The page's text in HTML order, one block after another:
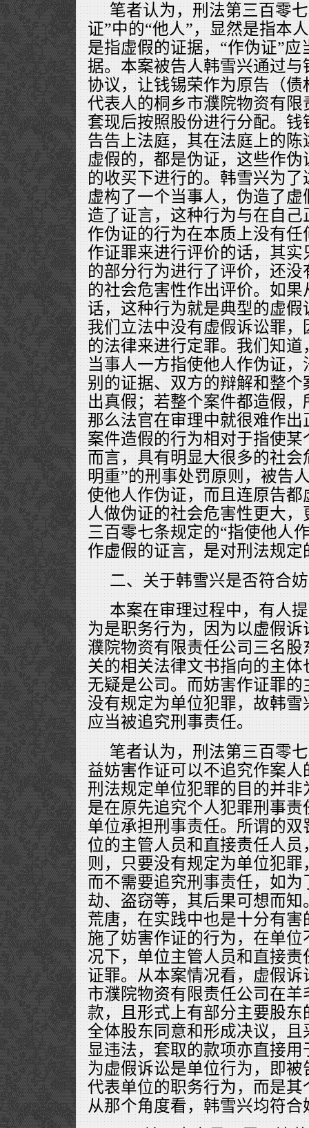
笔者认为，刑法第三百零
证”中的“他人”，显然是指本
是指虚假的证据，“作伪证”
据。本案被告人韩雪兴通过
协议，让钱锡荣作为原告（
代表人的桐乡市濮院物资有
套现后按照股份进行分配。
告告上法庭，其在法庭上的
虚假的，都是伪证，这些作
的收买下进行的。韩雪兴为
虚构了一个当事人，伪造了
造了证言，这种行为与在自
作伪证的行为在本质上没有
作证罪来进行评价的话，其
的部分行为进行了评价，还
的社会危害性作出评价。如
话，这种行为就是典型的虚
我们立法中没有虚假诉讼罪
的法律来进行定罪。我们知
当事人一方指使他人作伪证
别的证据、双方的辩解和整
出真假；若整个案件都造假
那么法官在审理中就很难作
案件造假的行为相对于指使
而言，具有明显大很多的社会
明重”的刑事处罚原则，被告
使他人作伪证，而且连原告
人做伪证的社会危害性更大
三百零七条规定的“指使他人
作虚假的证言，是对刑法规
二、关于韩雪兴是否符合
本案在审理过程中，有人
为是职务行为，因为以虚假
濮院物资有限责任公司三名
关的相关法律文书指向的主
无疑是公司。而妨害作证罪
没有规定为单位犯罪，故韩
应当被追究刑事责任。
笔者认为，刑法第三百零
益妨害作证可以不追究作案人
刑法规定单位犯罪的目的并
是在原先追究个人犯罪刑事
单位承担刑事责任。所谓的
位的主管人员和直接责任人
则，只要没有规定为单位犯
而不需要追究刑事责任，如
劫、盗窃等，其后果可想而
荒唐，在实践中也是十分有
施了妨害作证的行为，在单
况下，单位主管人员和直接
证罪。从本案情况看，虚假
市濮院物资有限责任公司在
款，且形式上有部分主要股
全体股东同意和形成决议，
显违法，套取的款项亦直接
为虚假诉讼是单位行为，即
代表单位的职务行为，而是
从那个角度看，韩雪兴均符